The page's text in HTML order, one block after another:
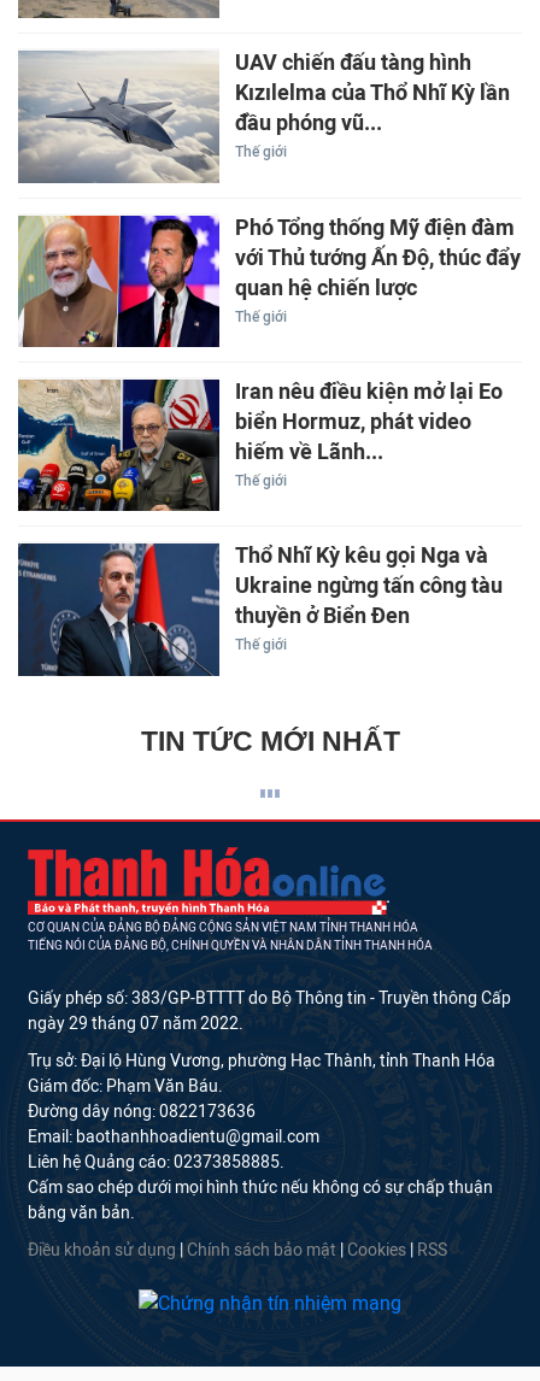
UAV chiến đấu tàng hình
Kızılelma của Thổ Nhĩ Kỳ lần
đầu phóng vũ...
Thế giới
Phó Tổng thống Mỹ điện đàm
với Thủ tướng Ấn Độ, thúc đẩy
quan hệ chiến lược
Thế giới
Iran nêu điều kiện mở lại Eo
biển Hormuz, phát video
hiếm về Lãnh...
Thế giới
Thổ Nhĩ Kỳ kêu gọi Nga và
Ukraine ngừng tấn công tàu
thuyền ở Biển Đen
Thế giới
TIN TỨC MỚI NHẤT
CƠ QUAN CỦA ĐẢNG BỘ ĐẢNG CỘNG SẢN VIỆT NAM TỈNH THANH HÓA
TIẾNG NÓI CỦA ĐẢNG BỘ, CHÍNH QUYỀN VÀ NHÂN DÂN TỈNH THANH HÓA
Giấy phép số: 383/GP-BTTTT do Bộ Thông tin - Truyền thông Cấp
ngày 29 tháng 07 năm 2022.
Trụ sở: Đại lộ Hùng Vương, phường Hạc Thành, tỉnh Thanh Hóa
Giám đốc: Phạm Văn Báu.
Đường dây nóng: 0822173636
Email: baothanhhoadientu@gmail.com
Liên hệ Quảng cáo: 02373858885.
Cấm sao chép dưới mọi hình thức nếu không có sự chấp thuận
bằng văn bản.
Điều khoản sử dụng Chính sách bảo mật Cookies RSS